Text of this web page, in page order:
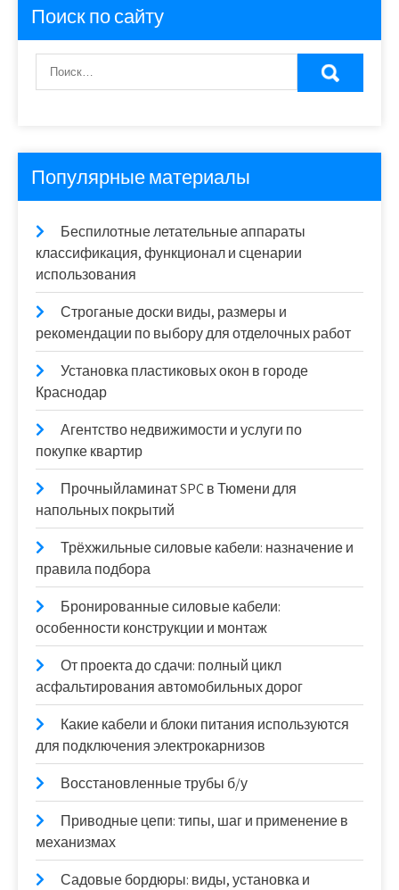
Поиск по сайту
Популярные материалы
Беспилотные летательные аппараты
классификация, функционал и сценарии
использования
Строганые доски виды, размеры и
рекомендации по выбору для отделочных работ
Установка пластиковых окон в городе
Краснодар
Агентство недвижимости и услуги по
покупке квартир
Прочныйламинат SPC в Тюмени для
напольных покрытий
Трёхжильные силовые кабели: назначение и
правила подбора
Бронированные силовые кабели:
особенности конструкции и монтаж
От проекта до сдачи: полный цикл
асфальтирования автомобильных дорог
Какие кабели и блоки питания используются
для подключения электрокарнизов
Восстановленные трубы б/у
Приводные цепи: типы, шаг и применение в
механизмах
Садовые бордюры: виды, установка и